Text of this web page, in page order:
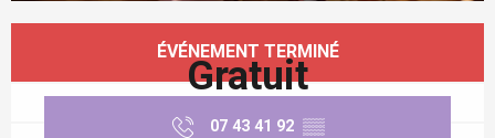
ÉVÉNEMENT TERMINÉ
Gratuit
07 43 41 92 ▒▒